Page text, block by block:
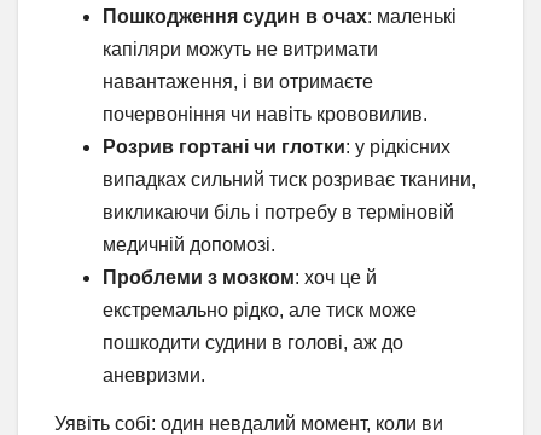
Пошкодження судин в очах: маленькі
капіляри можуть не витримати
навантаження, і ви отримаєте
почервоніння чи навіть крововилив.
Розрив гортані чи глотки: у рідкісних
випадках сильний тиск розриває тканини,
викликаючи біль і потребу в терміновій
медичній допомозі.
Проблеми з мозком: хоч це й
екстремально рідко, але тиск може
пошкодити судини в голові, аж до
аневризми.
Уявіть собі: один невдалий момент, коли ви